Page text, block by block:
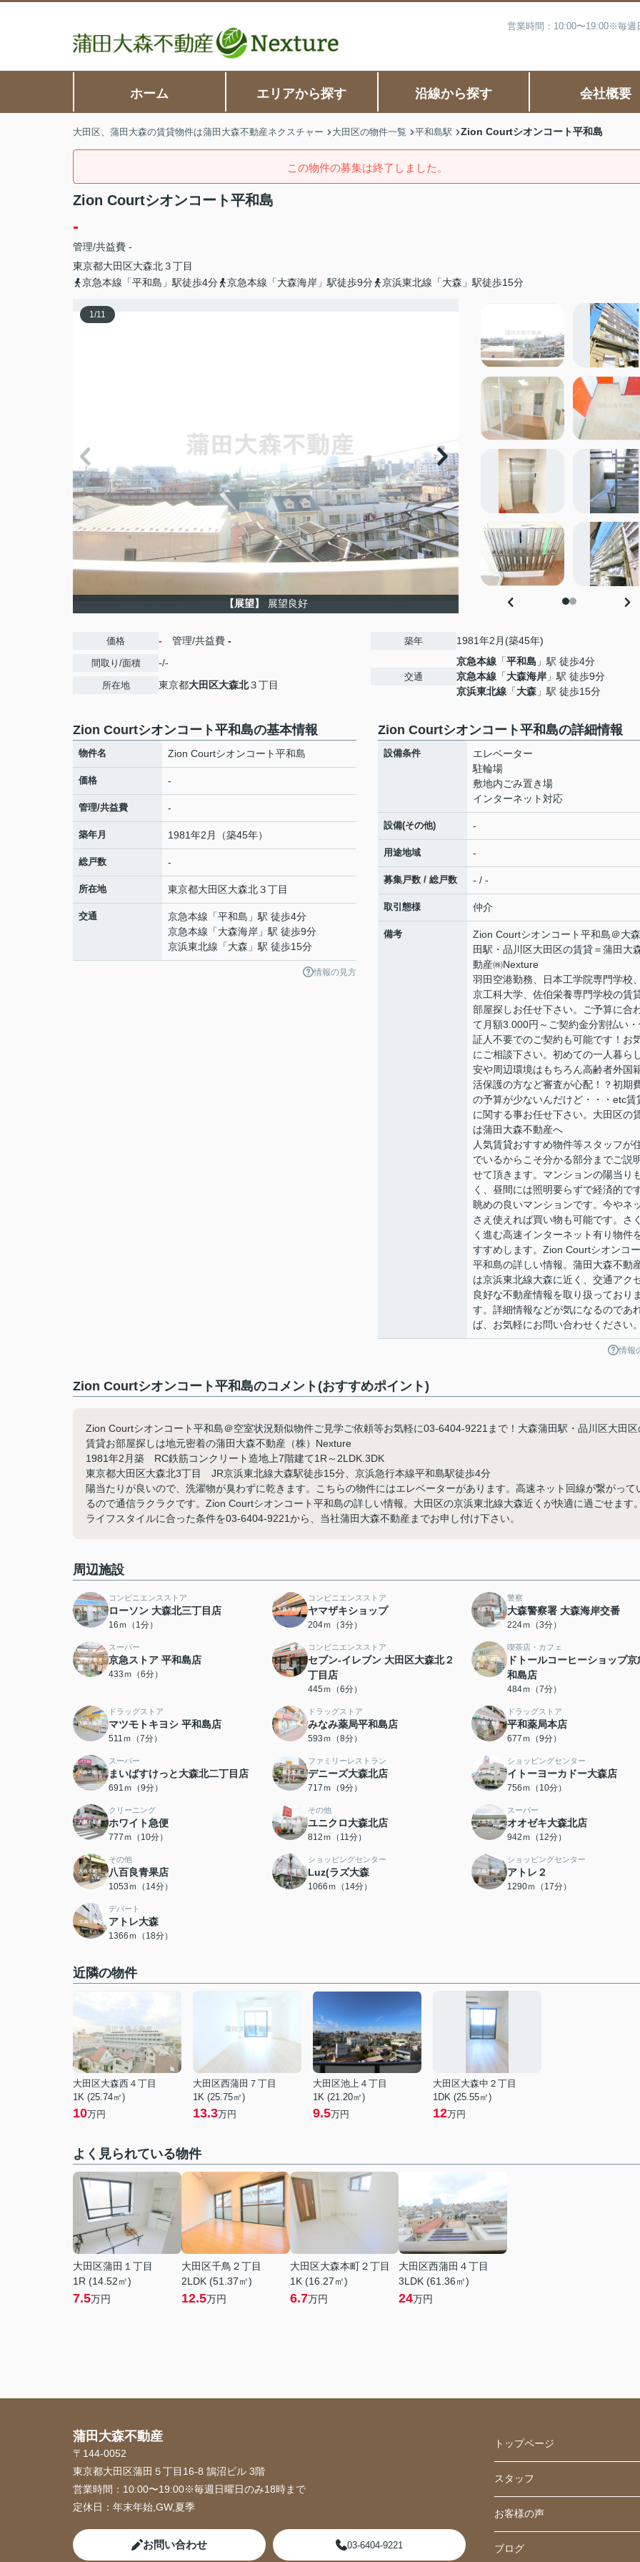
営業時間：10:00〜19:00※毎
ホーム エリアから探す 沿線から探す 会社概要
大田区、蒲田大森の賃貸物件は蒲田大森不動産ネクスチャー 大田区の物件一覧 平和島駅 Zion Courtシオンコート平和島
この物件の募集は終了しました。
Zion Courtシオンコート平和島
-
管理/共益費 -
東京都大田区大森北３丁目
京急本線「平和島」駅徒歩4分
京急本線「大森海岸」駅徒歩9分 京浜東北線「大森」駅徒歩15分
1/11
【展望】 展望良好
価格 - 管理/共益費 -
間取り/面積 -/-
所在地 東京都大田区大森北３丁目
築年 1981年2月(築45年)
交通
京急本線 「平和島 」駅 徒歩4分
京急本線 「大森海岸 」駅 徒歩9分
京浜東北線 「大森 」駅 徒歩15分
Zion Courtシオンコート平和島の基本情報
物件名 Zion Courtシオンコート平和島
価格 -
管理/共益費 -
築年月 1981年2月（築45年）
総戸数 -
所在地 東京都大田区大森北３丁目
交通 京急本線 「平和島 」駅 徒歩4分
京急本線 「大森海岸 」駅 徒歩9分
京浜東北線 「大森 」駅 徒歩15分
情報の見方
Zion Courtシオンコート平和島の詳細情報
設備条件
エレベーター
駐輪場
敷地内ごみ置き場
インターネット対応
設備(その他) -
用途地域 -
募集戸数 / 総戸数 - / -
取引態様 仲介
備考
Zion Courtシオンコート平和島＠大
田駅・品川区大田区の賃貸＝蒲田大
動産㈱Nexture
羽田空港勤務、日本工学院専門学校
京工科大学、佐伯栄養専門学校の賃
部屋探しお任せ下さい。ご予算に合
て月額3.000円～ご契約金分割払い
証人不要でのご契約も可能です！お
にご相談下さい。初めての一人暮ら
安や周辺環境はもちろん高齢者外国
活保護の方など審査が心配！？初期
の予算が少ないんだけど・・・etc賃
に関する事お任せ下さい。大田区の
は蒲田大森不動産へ
人気賃貸おすすめ物件等スタッフが
でいるからこそ分かる部分までご説
せて頂きます。マンションの陽当り
く、昼間には照明要らずで経済的で
眺めの良いマンションです。今やネ
さえ使えれば買い物も可能です。さ
く進む高速インターネット有り物件
すすめします。Zion Courtシオンコ
平和島の詳しい情報。蒲田大森不動
は京浜東北線大森に近く、交通アク
良好な不動産情報を取り扱っており
す。詳細情報などが気になるのであ
ば、お気軽にお問い合わせください
情報
Zion Courtシオンコート平和島のコメント(おすすめポイント)
Zion Courtシオンコート平和島＠空室状況類似物件ご見学ご依頼等お気軽に03-6404-9221まで！大森蒲田駅・品川区大田区
賃貸お部屋探しは地元密着の蒲田大森不動産（株）Nexture
1981年2月築 RC鉄筋コンクリート造地上7階建て1R～2LDK.3DK
東京都大田区大森北3丁目 JR京浜東北線大森駅徒歩15分、京浜急行本線平和島駅徒歩4分
陽当たりが良いので、洗濯物が臭わずに乾きます。こちらの物件にはエレベーターがあります。高速ネット回線が繋がって
るので通信ラクラクです。Zion Courtシオンコート平和島の詳しい情報。大田区の京浜東北線大森近くが快適に過ごせます
ライフスタイルに合った条件を03-6404-9221から、当社蒲田大森不動産までお申し付け下さい。
周辺施設
コンビニエンスストア
ローソン 大森北三丁目店
16ｍ（1分）
コンビニエンスストア
ヤマザキショップ
204ｍ（3分）
警察
大森警察署 大森海岸交番
224ｍ（3分）
スーパー
京急ストア 平和島店
433ｍ（6分）
コンビニエンスストア
セブン-イレブン 大田区大森北２
丁目店
445ｍ（6分）
喫茶店・カフェ
ドトールコーヒーショップ京
和島店
484ｍ（7分）
ドラッグストア
マツモトキヨシ 平和島店
511ｍ（7分）
ドラッグストア
みなみ薬局平和島店
593ｍ（8分）
ドラッグストア
平和薬局本店
677ｍ（9分）
スーパー
まいばすけっと大森北二丁目店
691ｍ（9分）
ファミリーレストラン
デニーズ大森北店
717ｍ（9分）
ショッピングセンター
イトーヨーカドー大森店
756ｍ（10分）
クリーニング
ホワイト急便
777ｍ（10分）
その他
ユニクロ大森北店
812ｍ（11分）
スーパー
オオゼキ大森北店
942ｍ（12分）
その他
八百良青果店
1053ｍ（14分）
ショッピングセンター
Luz(ラズ大森
1066ｍ（14分）
ショッピングセンター
アトレ２
1290ｍ（17分）
デパート
アトレ大森
1366ｍ（18分）
近隣の物件
大田区大森西４丁目
1K (25.74㎡)
10万円
大田区西蒲田７丁目
1K (25.75㎡)
13.3万円
大田区池上４丁目
1K (21.20㎡)
9.5万円
大田区大森中２丁目
1DK (25.55㎡)
12万円
よく見られている物件
大田区蒲田１丁目
1R (14.52㎡)
7.5万円
大田区千鳥２丁目
2LDK (51.37㎡)
12.5万円
大田区大森本町２丁目
1K (16.27㎡)
6.7万円
大田区西蒲田４丁目
3LDK (61.36㎡)
24万円
蒲田大森不動産
〒144-0052
東京都大田区蒲田５丁目16-8 鵠沼ビル 3階
営業時間： 10:00〜19:00※毎週日曜日のみ18時まで
定休日： 年末年始,GW,夏季
お問い合わせ 03-6404-9221
トップページ
スタッフ
お客様の声
ブログ